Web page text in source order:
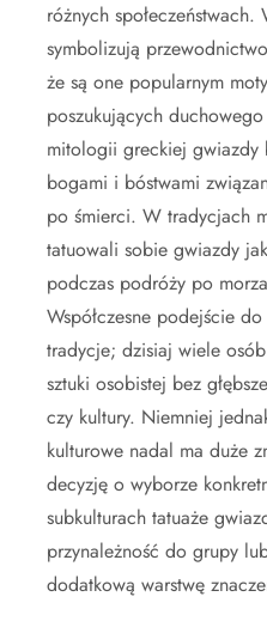
różnych
symbolizują
że są one popularnym
poszukujących
mitologii greckiej gwiazdy
bogami i bóstwami
po śmierci. W tradycjach
tatuowali sobie gwiazdy
podczas podróży po
Współczesne podejście
tradycje; dzisiaj wiele
sztuki osobistej bez
czy kultury. Niemniej
kulturowe nadal ma duże
decyzję o wyborze
subkulturach tatuaże
przynależność do grupy
dodatkową warstwę